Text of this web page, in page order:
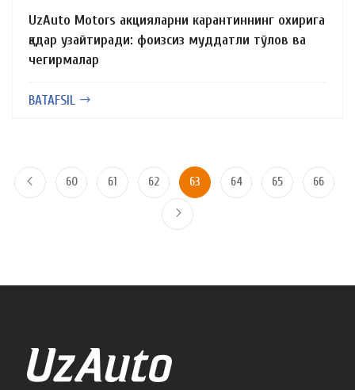
UzAuto Motors акцияларни карантиннинг охирига
қадар узайтиради: фоизсиз муддатли тўлов ва
чегирмалар
BATAFSIL
60 61 62 63 64 65 66